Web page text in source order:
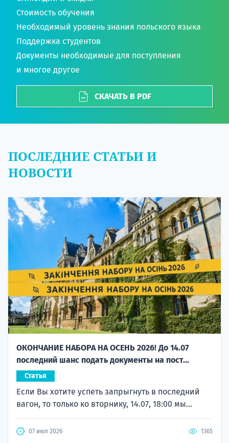
Стоимость обучения
Необходимый уровень знания польского языка
Поддержка студентов
Документы необходимые для поступления
и многое другое
СКАЧАТЬ В PDF
ПОСЛЕДНИЕ СТАТЬИ И
НОВОСТИ
ОКОНЧАНИЕ НАБОРА НА ОСЕНЬ 2026! До 14.07
последний шанс подать документы на пост...
Статья
Если Вы хотите успеть запрыгнуть в последний
вагон, то только ко вторнику, 14.07, 18:00 мы...
07 июл 2026 1365